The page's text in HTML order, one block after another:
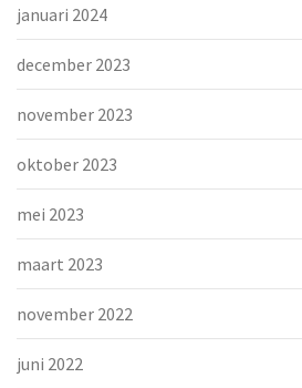
januari 2024
december 2023
november 2023
oktober 2023
mei 2023
maart 2023
november 2022
juni 2022